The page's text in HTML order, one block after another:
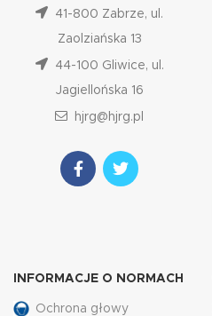
41-800 Zabrze, ul.
Zaolziańska 13
44-100 Gliwice, ul.
Jagiellońska 16
hjrg@hjrg.pl
INFORMACJE O NORMACH
Ochrona głowy